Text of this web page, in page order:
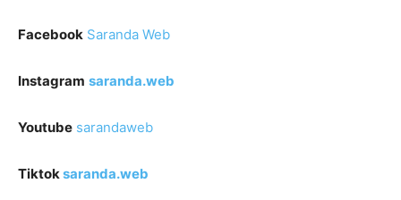
Facebook Saranda Web
Instagram saranda.web
Youtube sarandaweb
Tiktok saranda.web